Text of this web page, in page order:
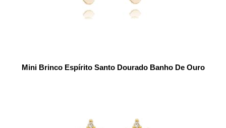
Mini Brinco Espírito Santo Dourado Banho De Ouro